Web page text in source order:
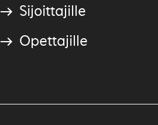
Sijoittajille
Opettajille